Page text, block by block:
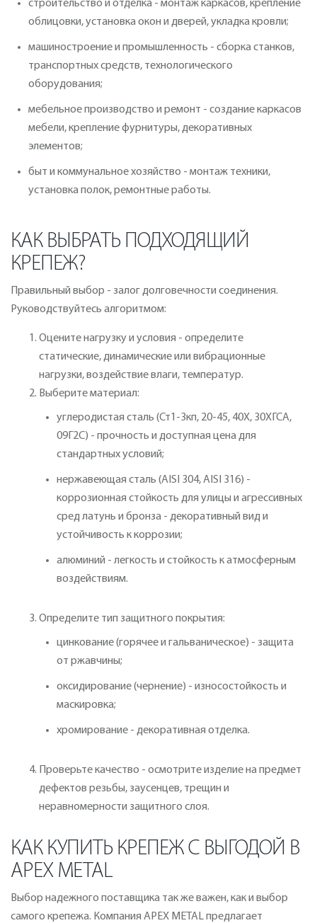
строительство и отделка - монтаж каркасов, крепление
облицовки, установка окон и дверей, укладка кровли;
машиностроение и промышленность - сборка станков,
транспортных средств, технологического
оборудования;
мебельное производство и ремонт - создание каркасов
мебели, крепление фурнитуры, декоративных
элементов;
быт и коммунальное хозяйство - монтаж техники,
установка полок, ремонтные работы.
КАК ВЫБРАТЬ ПОДХОДЯЩИЙ
КРЕПЕЖ?
Правильный выбор - залог долговечности соединения.
Руководствуйтесь алгоритмом:
Оцените нагрузку и условия - определите
статические, динамические или вибрационные
нагрузки, воздействие влаги, температур.
Выберите материал:
углеродистая сталь (Ст1-3кп, 20-45, 40Х, 30ХГСА,
09Г2С) - прочность и доступная цена для
стандартных условий;
нержавеющая сталь (AISI 304, AISI 316) -
коррозионная стойкость для улицы и агрессивных
сред латунь и бронза - декоративный вид и
устойчивость к коррозии;
алюминий - легкость и стойкость к атмосферным
воздействиям.
Определите тип защитного покрытия:
цинкование (горячее и гальваническое) - защита
от ржавчины;
оксидирование (чернение) - износостойкость и
маскировка;
хромирование - декоративная отделка.
Проверьте качество - осмотрите изделие на предмет
дефектов резьбы, заусенцев, трещин и
неравномерности защитного слоя.
КАК КУПИТЬ КРЕПЕЖ С ВЫГОДОЙ В
APEX METAL
Выбор надежного поставщика так же важен, как и выбор
самого крепежа. Компания APEX METAL предлагает